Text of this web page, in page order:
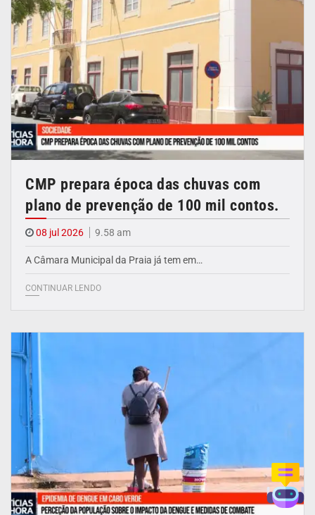
CMP prepara época das chuvas com
plano de prevenção de 100 mil contos.
08 jul 2026 9.58 am
A Câmara Municipal da Praia já tem em…
CONTINUAR LENDO